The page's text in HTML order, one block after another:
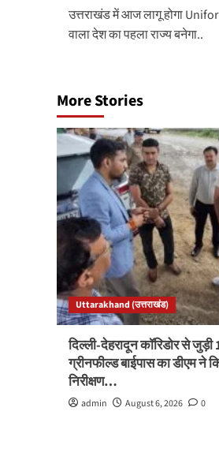
navigation
उत्तराखंड में आज लागू होगा
वाला देश का पहला राज्‍य बनेगा..
More Stories
Uttarakhand (उत्तराखंड)
दिल्ली-देहरादून कॉरिडोर से जुड़ी
ग्रीनफील्ड बाईपास का डीएम ने
निरीक्षण…
admin August 6, 2026 0